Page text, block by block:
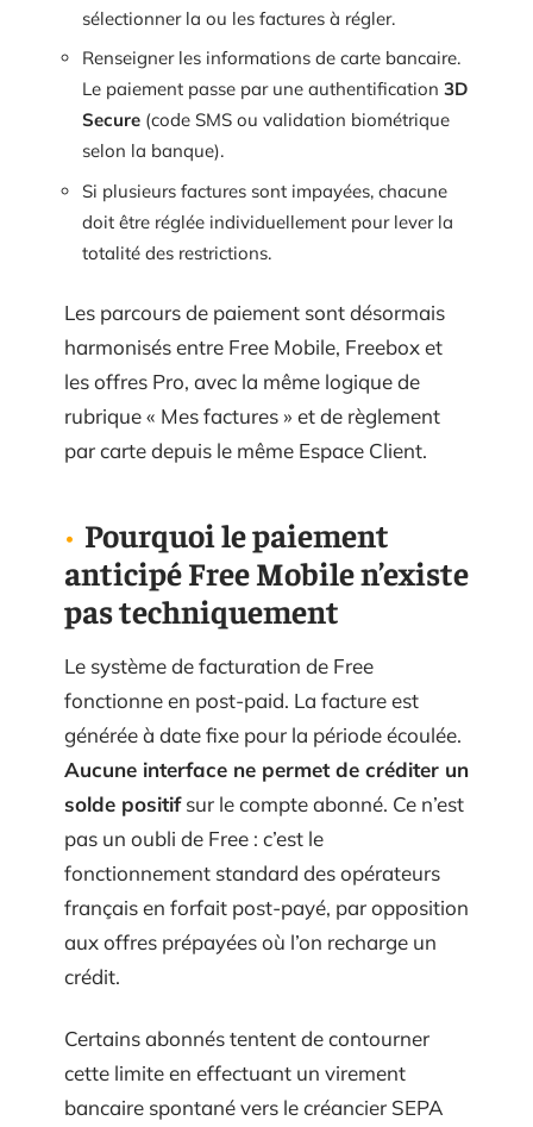
sélectionner la ou les factures à régler.
Renseigner les informations de carte bancaire.
Le paiement passe par une authentification 3D
Secure (code SMS ou validation biométrique
selon la banque).
Si plusieurs factures sont impayées, chacune
doit être réglée individuellement pour lever la
totalité des restrictions.
Les parcours de paiement sont désormais
harmonisés entre Free Mobile, Freebox et
les offres Pro, avec la même logique de
rubrique « Mes factures » et de règlement
par carte depuis le même Espace Client.
Pourquoi le paiement
anticipé Free Mobile n’existe
pas techniquement
Le système de facturation de Free
fonctionne en post-paid. La facture est
générée à date fixe pour la période écoulée.
Aucune interface ne permet de créditer un
solde positifsur le compte abonné. Ce n’est
pas un oubli de Free : c’est le
fonctionnement standard des opérateurs
français en forfait post-payé, par opposition
aux offres prépayées où l’on recharge un
crédit.
Certains abonnés tentent de contourner
cette limite en effectuant un virement
bancaire spontané vers le créancier SEPA